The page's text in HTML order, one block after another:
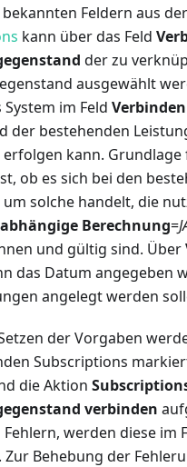
Feldern aus der
kann über das Feld
der zu
ausgewählt
im Feld
der bestehenden
erfolgen kann. Grundlage
ob es sich bei den
um solche handelt, die
Berechnung=
und gültig sind. Über
das Datum angegeben
angelegt werden
der Vorgaben
Subscriptions
die Aktion
verbinden
werden diese im
Behebung der